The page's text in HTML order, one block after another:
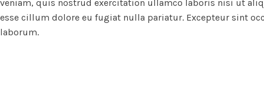
veniam, quis nostrud exercitation ullamco laboris nisi ut
esse cillum dolore eu fugiat nulla pariatur. Excepteur sint
laborum.